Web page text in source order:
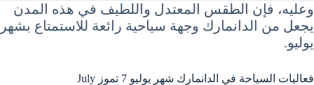
وعليه، فإن الطقس المعتدل واللطيف في هذه المدن
يجعل من الدانمارك وجهة سياحية رائعة للاستمتاع بشهر
يوليو.
فعاليات السياحة في الدانمارك شهر يوليو 7 تموز July